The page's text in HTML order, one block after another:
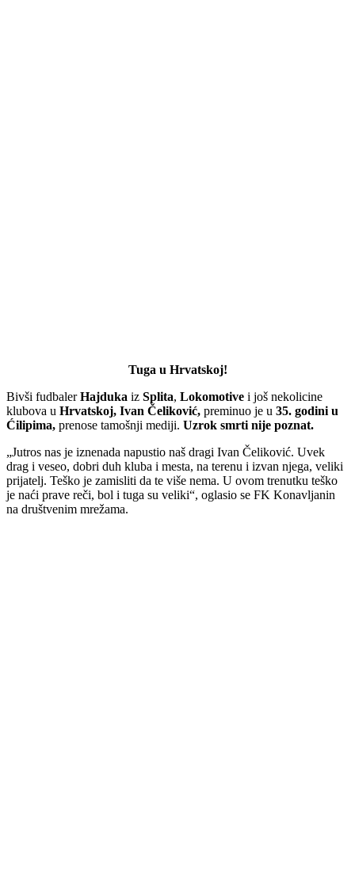
Tuga u Hrvatskoj!
Bivši fudbalerHajduka iz Splita, Lokomotive i još nekolicine
klubova u Hrvatskoj, Ivan Čeliković, preminuo je u 35. godini u
Ćilipima, prenose tamošnji mediji. Uzrok smrti nije poznat.
„Jutros nas je iznenada napustio naš dragi Ivan Čeliković. Uvek
drag i veseo, dobri duh kluba i mesta, na terenu i izvan njega, veliki
prijatelj. Teško je zamisliti da te više nema. U ovom trenutku teško
je naći prave reči, bol i tuga su veliki“, oglasio se FK Konavljanin
na društvenim mrežama.